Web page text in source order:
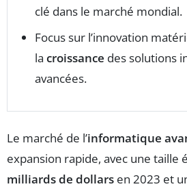
clé dans le marché mondial.
Focus sur l’innovation
la croissance des solutions
avancées.
Le marché de l’informatique
expansion rapide, avec une taille
milliards de dollars en 2023 et